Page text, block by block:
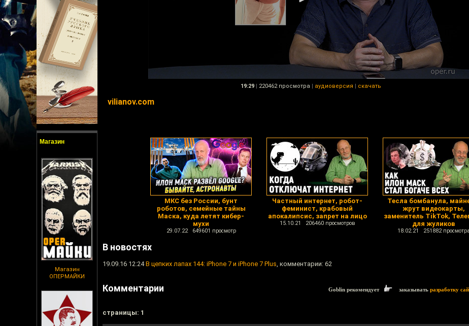
Магазин
Магазин
ОПЕРМАЙКИ
19:29 | 220462 просмотра | аудиоверсия | скачать
vilianov.com
МКС без России, бунт
роботов, семейные тайны
Маска, куда летят кибер-
мухи
29.07.22 649601 просмотр
Частный интернет, робот-
феминист, крабовый
апокалипсис, запрет на лицо
15.10.21 206460 просмотров
Тесла бомбанула,
жрут видеокарты,
заменитель TikTok,
для жуликов
18.02.21 251882 просмотра
В новостях
19.09.16 12:24В цепких лапах 144: iPhone 7 и iPhone 7 Plus, комментарии: 62
Комментарии Goblin рекомендует заказывать разработку
cтраницы: 1